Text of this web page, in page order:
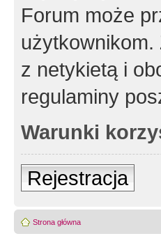
Forum może
użytkownikom.
z netykietą i
regulaminy
Warunki
Rejestracja
Strona główna